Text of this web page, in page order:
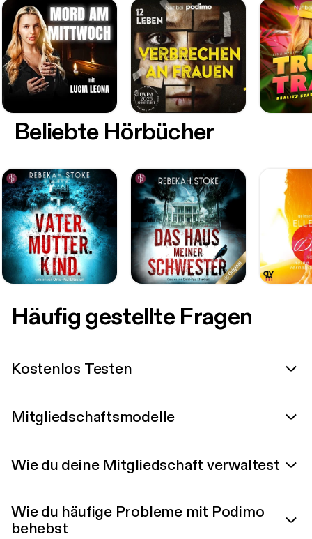
Beliebte Hörbücher
Häufig gestellte Fragen
Kostenlos Testen
Mitgliedschaftsmodelle
Wie du deine Mitgliedschaft verwaltest
Wie du häufige Probleme mit Podimo
behebst